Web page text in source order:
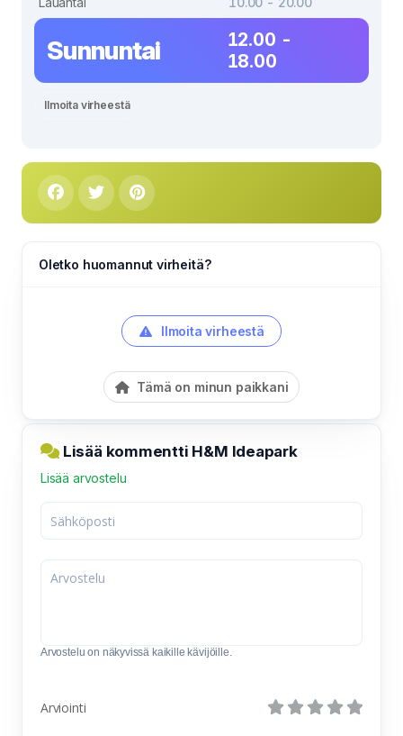
Sunnuntai
12.00 -
18.00
Ilmoita virheestä
Oletko huomannut virheitä?
Ilmoita virheestä
Tämä on minun paikkani
Lisää kommentti H&M Ideapark
Lisää arvostelu
Arvostelu on näkyvissä kaikille kävijöille.
Arviointi